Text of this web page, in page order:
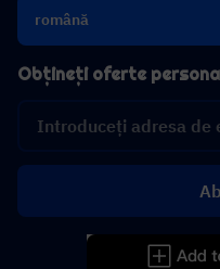
română
Obțineți oferte